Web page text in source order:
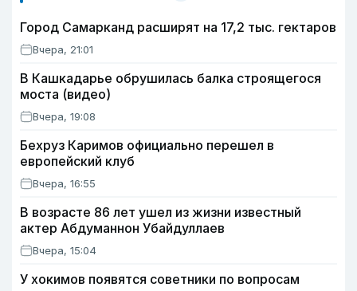
Город Самарканд расширят на 17,2 тыс. гектаров
Вчера, 21:01
В Кашкадарье обрушилась балка строящегося
моста (видео)
Вчера, 19:08
Бехруз Каримов официально перешел в
европейский клуб
Вчера, 16:55
В возрасте 86 лет ушел из жизни известный
актер Абдуманнон Убайдуллаев
Вчера, 15:04
У хокимов появятся советники по вопросам